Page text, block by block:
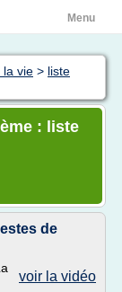
Menu
la vie > liste
: liste
de
voir la vidéo